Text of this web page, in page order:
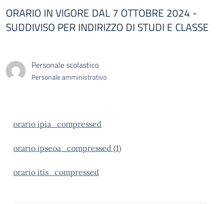
ORARIO IN VIGORE DAL 7 OTTOBRE 2024 -
SUDDIVISO PER INDIRIZZO DI STUDI E CLASSE
Personale scolastico
Personale amministrativo
orario ipia_compressed
orario ipseoa_compressed (1)
orario itis_compressed